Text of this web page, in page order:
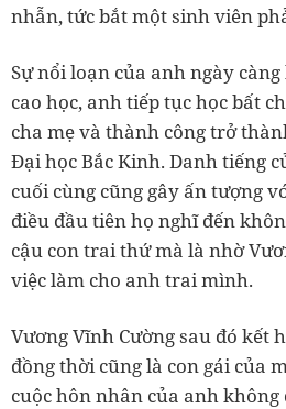
nhẫn, tức bắt một sinh viên
Sự nổi loạn của anh ngày
cao học, anh tiếp tục học bất
cha mẹ và thành công trở
Đại học Bắc Kinh. Danh tiếng
cuối cùng cũng gây ấn tượng
điều đầu tiên họ nghĩ đến
cậu con trai thứ mà là nhờ
việc làm cho anh trai mình.
Vương Vĩnh Cường sau đó kết
đồng thời cũng là con gái của
cuộc hôn nhân của anh